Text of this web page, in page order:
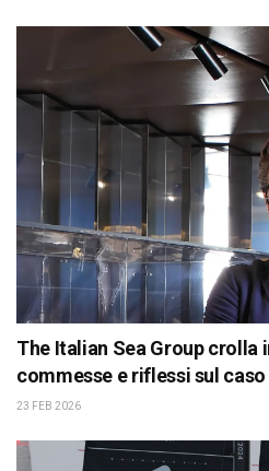
The Italian Sea Group crolla
commesse e riflessi sul caso
23 FEB 2026